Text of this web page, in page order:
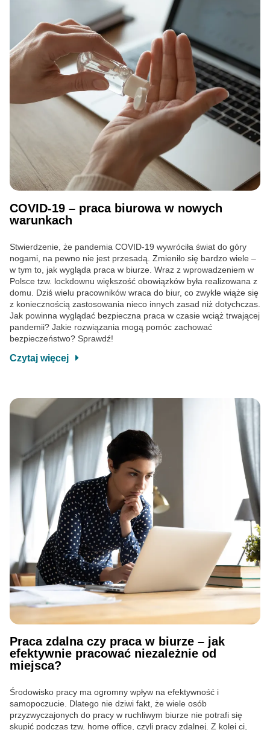
COVID-19 – praca biurowa w nowych
warunkach
Stwierdzenie, że pandemia COVID-19 wywróciła świat do góry
nogami, na pewno nie jest przesadą. Zmieniło się bardzo wiele –
w tym to, jak wygląda praca w biurze. Wraz z wprowadzeniem w
Polsce tzw. lockdownu większość obowiązków była realizowana z
domu. Dziś wielu pracowników wraca do biur, co zwykle wiąże się
z koniecznością zastosowania nieco innych zasad niż dotychczas.
Jak powinna wyglądać bezpieczna praca w czasie wciąż trwającej
pandemii? Jakie rozwiązania mogą pomóc zachować
bezpieczeństwo? Sprawdź!
Czytaj więcej
Praca zdalna czy praca w biurze – jak
efektywnie pracować niezależnie od
miejsca?
Środowisko pracy ma ogromny wpływ na efektywność i
samopoczucie. Dlatego nie dziwi fakt, że wiele osób
przyzwyczajonych do pracy w ruchliwym biurze nie potrafi się
skupić podczas tzw. home office, czyli pracy zdalnej. Z kolei ci,